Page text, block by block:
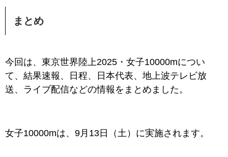
まとめ
今回は、東京世界陸上2025・女子10000mについ
て、結果速報、日程、日本代表、地上波テレビ放
送、ライブ配信などの情報をまとめました。
女子10000mは、9月13日（土）に実施されます。